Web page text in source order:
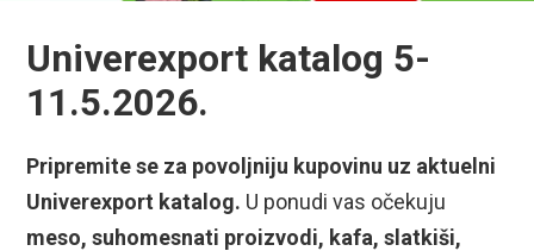
Univerexport katalog 5-
11.5.2026.
Pripremite se za povoljniju kupovinu uz aktuelni
Univerexport katalog. U ponudi vas očekuju
meso, suhomesnati proizvodi, kafa, slatkiši,